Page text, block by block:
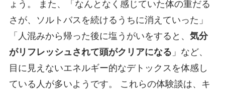
ょう。 また、「なんとなく感じていた体の重だる
さが、ソルトバスを続けるうちに消えていった」
「人混みから帰った後に塩うがいをすると、 気分
がリフレッシュされて頭がクリアになる 」など、
目に見えないエネルギー的なデトックスを体感し
ている人が多いようです。 これらの体験談は、キ